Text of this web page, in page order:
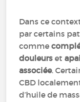
Dans ce
par certains
comme
douleurs et
associée.
CBD
d’huile de